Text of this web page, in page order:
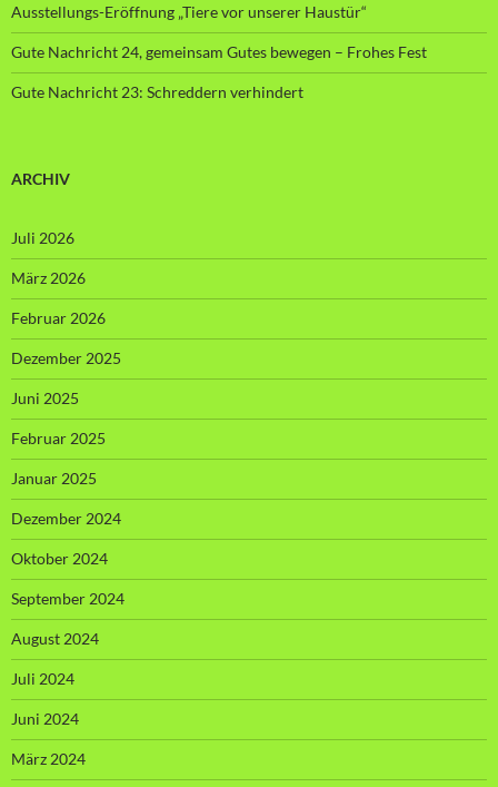
Ausstellungs-Eröffnung „Tiere vor unserer Haustür“
Gute Nachricht 24, gemeinsam Gutes bewegen – Frohes Fest
Gute Nachricht 23: Schreddern verhindert
ARCHIV
Juli 2026
März 2026
Februar 2026
Dezember 2025
Juni 2025
Februar 2025
Januar 2025
Dezember 2024
Oktober 2024
September 2024
August 2024
Juli 2024
Juni 2024
März 2024